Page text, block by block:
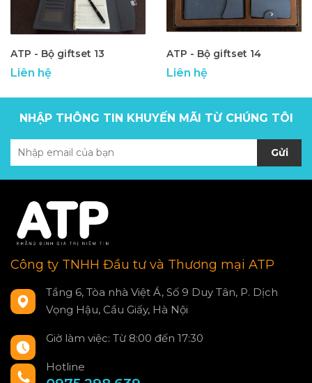
ATP - Bộ giftset 13
Liên hệ
ATP - Bộ giftset 14
Liên hệ
NHẬP THÔNG TIN KHUYẾN MÃI TỪ CHÚNG TÔI
Gửi
Công ty TNHH Đầu tư và Thương mại ATP
Tầng 6, Tòa nhà Việt Á, Số 9 Duy Tân, P. Dịch
Vọng Hậu, Cầu Giấy, Hà Nội
Giờ làm việc: Từ 8:00 đến 17:30
Hotline